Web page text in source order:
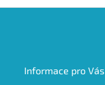
Informace pro Vás